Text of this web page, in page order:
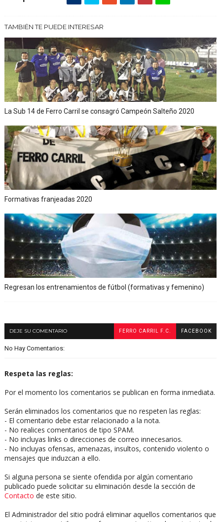
TAMBIÉN TE PUEDE INTERESAR
La Sub 14 de Ferro Carril se consagró Campeón Salteño 2020
Formativas franjeadas 2020
Regresan los entrenamientos de fútbol (formativas y femenino)
DEJE SU COMENTARIO FERRO CARRIL F.C. FACEBOOK
No Hay Comentarios:
Respeta las reglas:
Por el momento los comentarios se publican en forma inmediata.
Serán eliminados los comentarios que no respeten las reglas:
- El comentario debe estar relacionado a la nota.
- No realices comentarios de tipo SPAM.
- No incluyas links o direcciones de correo innecesarios.
- No incluyas ofensas, amenazas, insultos, contenido violento o
mensajes que induzcan a ello.
Si alguna persona se siente ofendida por algún comentario
publicado puede solicitar su eliminación desde la sección de
Contacto de este sitio.
El Administrador del sitio podrá eliminar aquellos comentarios que